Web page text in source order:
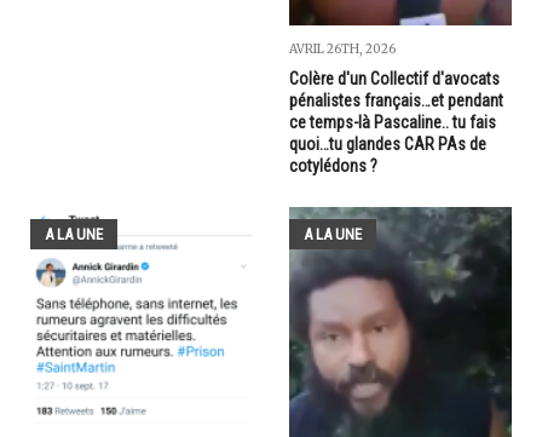
AVRIL 26TH, 2026
Colère d'un Collectif d'avocats
pénalistes français…et pendant
ce temps-là Pascaline.. tu fais
quoi…tu glandes CAR PAs de
cotylédons ?
A LA UNE A LA UNE